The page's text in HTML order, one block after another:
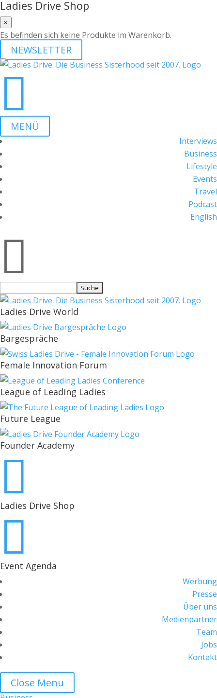
Ladies Drive Shop
×
Es befinden sich keine Produkte im Warenkorb.
NEWSLETTER

MENÜ
Interviews
Business
Lifestyle
Events
Travel
Podcast
English

nach:
Ladies Drive World
Bargespräche
Female Innovation Forum
League of Leading Ladies
Future League
Founder Academy

Ladies Drive Shop

Event Agenda
Werbung
Presse
Über uns
Medienpartner
Team
Jobs
Kontakt
Close Menu